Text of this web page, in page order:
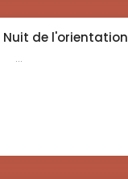
Nuit de l'orientation
...